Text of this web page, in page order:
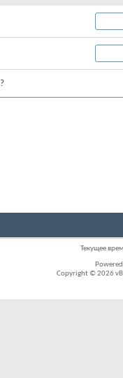
Текущее
Copyright © 2026